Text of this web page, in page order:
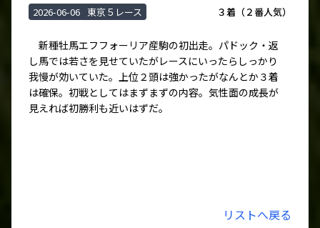
2026-06-06 東京５レース ３着（２番人気）
新種牡馬エフフォーリア産駒の初出走。パドック・返
し馬では若さを見せていたがレースにいったらしっかり
我慢が効いていた。上位２頭は強かったがなんとか３着
は確保。初戦としてはまずまずの内容。気性面の成長が
見えれば初勝利も近いはずだ。
リストへ戻る